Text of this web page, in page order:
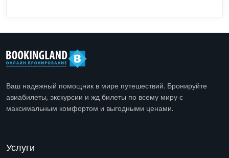
Ваш надежный помощник в мире путешествий. Бронируйте
авиабилеты, экскурсии и жд билеты по всему миру с
максимальным комфортом и выгодными ценами.
Услуги